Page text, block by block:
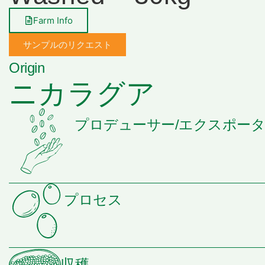
Farm Info
サンプルのリクエスト
Origin
ニカラグア
プロデューサー/エクスポー
プロセス